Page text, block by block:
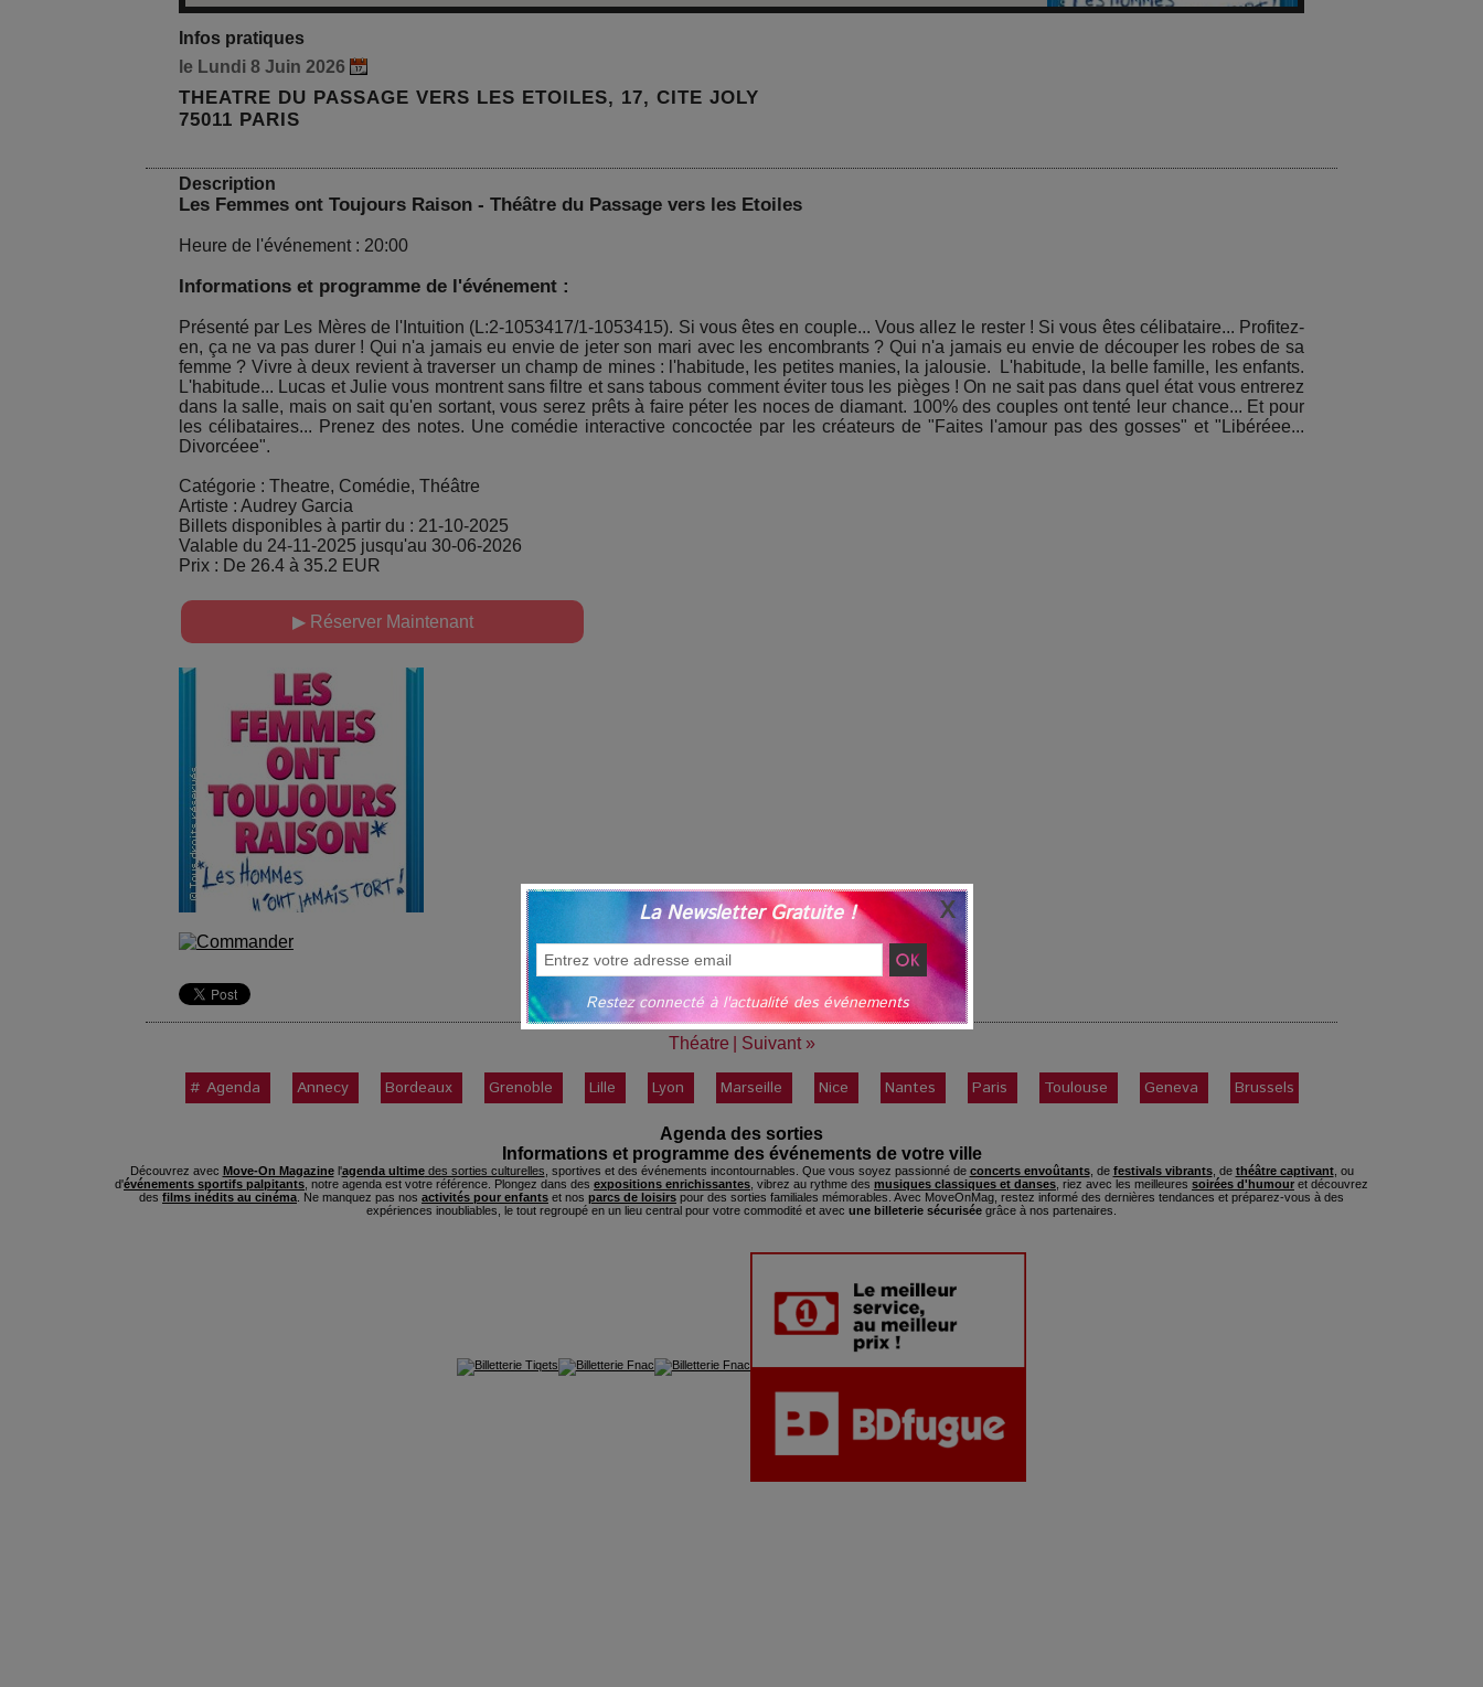
Infos pratiques
le Lundi 8 Juin 2026
THEATRE DU PASSAGE VERS LES ETOILES, 17, CITE JOLY
75011 PARIS
Description
Les Femmes ont Toujours Raison - Théâtre du Passage vers les Etoiles
Heure de l'événement : 20:00
Informations et programme de l'événement :
Présenté par Les Mères de l'Intuition (L:2-1053417/1-1053415). Si vous êtes en couple... Vous allez le rester ! Si vous êtes célibataire... Profitez-
en, ça ne va pas durer ! Qui n'a jamais eu envie de jeter son mari avec les encombrants ? Qui n'a jamais eu envie de découper les robes de sa
femme ? Vivre à deux revient à traverser un champ de mines : l'habitude, les petites manies, la jalousie. L'habitude, la belle famille, les enfants.
L'habitude... Lucas et Julie vous montrent sans filtre et sans tabous comment éviter tous les pièges ! On ne sait pas dans quel état vous entrerez
dans la salle, mais on sait qu'en sortant, vous serez prêts à faire péter les noces de diamant. 100% des couples ont tenté leur chance... Et pour
les célibataires... Prenez des notes. Une comédie interactive concoctée par les créateurs de "Faites l'amour pas des gosses" et "Libéréee...
Divorcéee".
Catégorie : Theatre, Comédie, Théâtre
Artiste : Audrey Garcia
Billets disponibles à partir du : 21-10-2025
Valable du 24-11-2025 jusqu'au 30-06-2026
Prix : De 26.4 à 35.2 EUR
▶ Réserver Maintenant
Théatre Suivant »
# Agenda Annecy Bordeaux Grenoble Lille Lyon Marseille Nice Nantes Paris Toulouse Geneva Brussels
Agenda des sorties
Informations et programme des événements de votre ville
Découvrez avec Move-On Magazinel'agenda ultimedes sorties culturelles , sportives et des événements incontournables. Que vous soyez passionné de concerts envoûtants, de festivals vibrants, de théâtre captivant, ou
d'événements sportifs palpitants , notre agenda est votre référence. Plongez dans des expositions enrichissantes , vibrez au rythme des musiques classiques et danses , riez avec les meilleures soirées d'humour et découvrez
des films inédits au cinéma . Ne manquez pas nos activités pour enfants et nos parcs de loisirs pour des sorties familiales mémorables. Avec MoveOnMag, restez informé des dernières tendances et préparez-vous à des
expériences inoubliables, le tout regroupé en un lieu central pour votre commodité et avec une billeterie sécurisée grâce à nos partenaires.
La Newsletter Gratuite !
Restez connecté à l'actualité des événements